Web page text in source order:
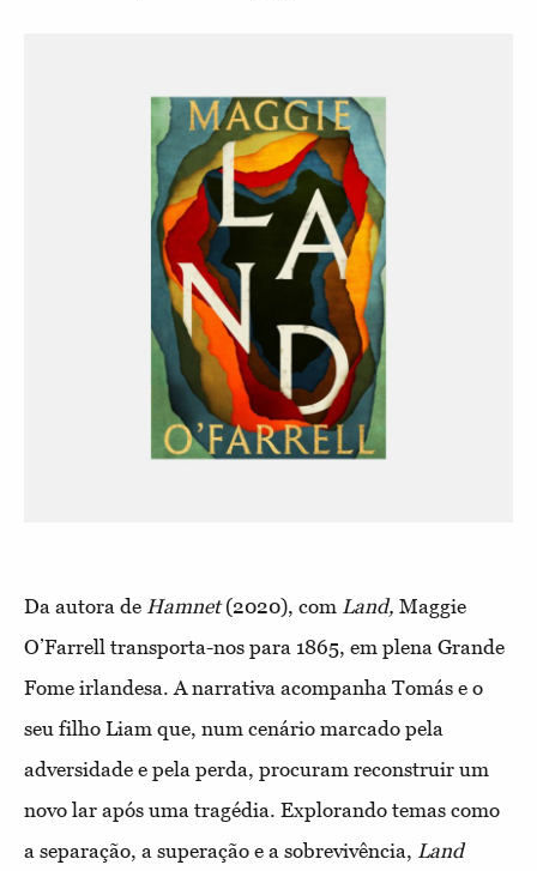
Da autora de Hamnet(2020), com Land, Maggie
O’Farrell transporta-nos para 1865, em plena Grande
Fome irlandesa. A narrativa acompanha Tomás e o
seu filho Liam que, num cenário marcado pela
adversidade e pela perda, procuram reconstruir um
novo lar após uma tragédia. Explorando temas como
a separação, a superação e a sobrevivência, Land